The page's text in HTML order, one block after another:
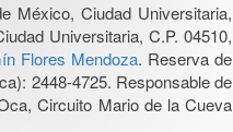
México, Ciudad Universitaria,
Universitaria, C.P. 04510,
Flores Mendoza. Reserva de
2448-4725. Responsable de
Circuito Mario de la Cueva